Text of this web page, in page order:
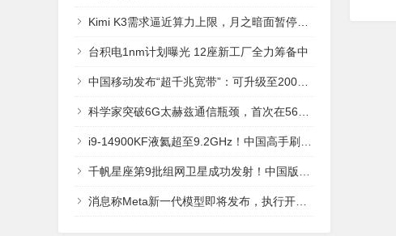
Kimi K3需求逼近算力上限，月之暗面暂停新增订阅
台积电1nm计划曝光 12座新工厂全力筹备中
中国移动发布“超千兆宽带”：可升级至2000Mbps 彻底不卡
科学家突破6G太赫兹通信瓶颈，首次在560GHz频段实现112Gbps无线传输
i9-14900KF液氦超至9.2GHz！中国高手刷新CPU频率记录
千帆星座第9批组网卫星成功发射！中国版星链全球组网进入快车道
消息称Meta新一代模型即将发布，执行开源与闭源混合策略